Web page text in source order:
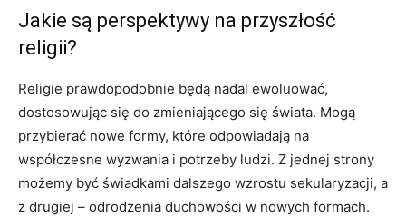
Jakie są perspektywy na przyszłość
religii?
Religie prawdopodobnie będą nadal ewoluować,
dostosowując się do zmieniającego się świata. Mogą
przybierać nowe formy, które odpowiadają na
współczesne wyzwania i potrzeby ludzi. Z jednej strony
możemy być świadkami dalszego wzrostu sekularyzacji, a
z drugiej – odrodzenia duchowości w nowych formach.